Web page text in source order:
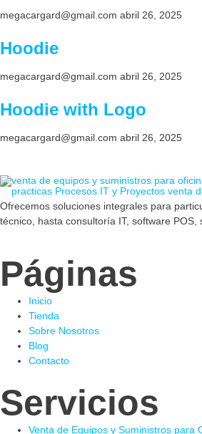
megacargard@gmail.com abril 26, 2025
Hoodie
megacargard@gmail.com abril 26, 2025
Hoodie with Logo
megacargard@gmail.com abril 26, 2025
Ofrecemos soluciones integrales para
técnico, hasta consultoría IT, software POS,
Páginas
Inicio
Tienda
Sobre Nosotros
Blog
Contacto
Servicios
Venta de Equipos y Suministros para